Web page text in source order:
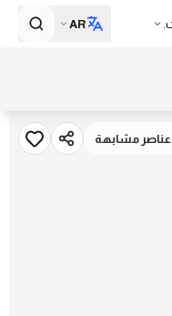
AR
عناصر مشابهة
العثور على عناصر مشابهة